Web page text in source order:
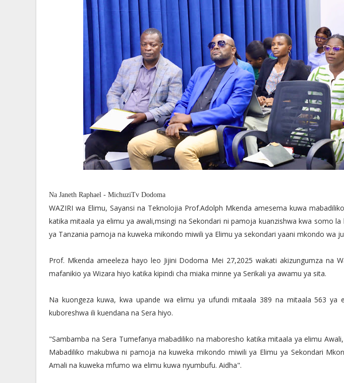
Na Janeth Raphael - MichuziTv Dodoma
WAZIRI wa Elimu, Sayansi na Teknolojia Prof.Adolph Mkenda amesema kuwa
katika mitaala ya elimu ya awali,msingi na Sekondari ni pamoja kuanzishwa kwa somo
ya Tanzania pamoja na kuweka mikondo miwili ya Elimu ya sekondari yaani mkondo wa
Prof. Mkenda ameeleza hayo leo Jijini Dodoma Mei 27,2025 wakati akizungumza na
mafanikio ya Wizara hiyo katika kipindi cha miaka minne ya Serikali ya awamu ya sita.
Na kuongeza kuwa, kwa upande wa elimu ya ufundi mitaala 389 na mitaala 563 ya
kuboreshwa ili kuendana na Sera hiyo.
"Sambamba na Sera Tumefanya mabadiliko na maboresho katika mitaala ya elimu
Mabadiliko makubwa ni pamoja na kuweka mikondo miwili ya Elimu ya Sekondari
Amali na kuweka mfumo wa elimu kuwa nyumbufu. Aidha".